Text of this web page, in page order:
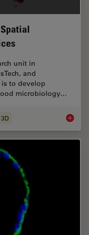
unit in
and
is to develop
microbiology…